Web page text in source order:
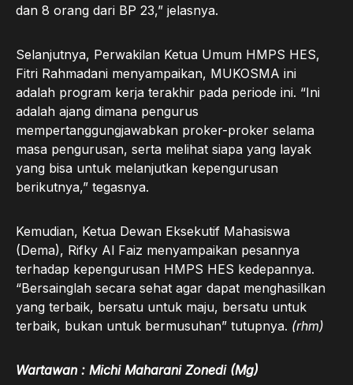
dan 8 orang dari BP 23,” jelasnya.
Selanjutnya, Perwakilan Ketua Umum HMPS HES,
Fitri Rahmadani menyampaikan, MUKOSMA ini
adalah program kerja terakhir pada periode ini. “Ini
adalah ajang dimana pengurus
mempertanggungjawabkan proker-proker selama
masa pengurusan, serta melihat siapa yang layak
yang bisa untuk melanjutkan kepengurusan
berikutnya,” tegasnya.
Kemudian, Ketua Dewan Eksekutif Mahasiswa
(Dema), Rifky Al Faiz menyampaikan pesannya
terhadap kepengurusan HMPS HES kedepannya.
“Bersainglah secara sehat agar dapat menghasilkan
yang terbaik, bersatu untuk maju, bersatu untuk
terbaik, bukan untuk bermusuhan” tutupnya. (rhm)
Wartawan : Michi Maharani Zonedi (Mg)